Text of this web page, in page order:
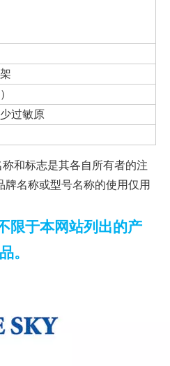
过敏原
和标志是其各自所有者的注
名称或型号名称的使用仅用
限于本网站列出的产
品。